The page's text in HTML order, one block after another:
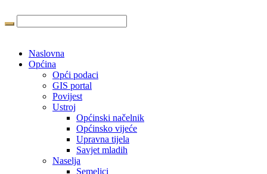
Naslovna
Općina
Opći podaci
GIS portal
Povijest
Ustroj
Općinski načelnik
Općinsko vijeće
Upravna tijela
Savjet mladih
Naselja
Semeljci